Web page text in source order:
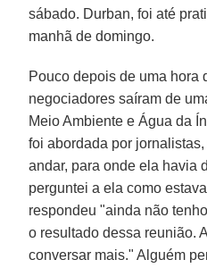
sábado. Durban, foi até
manhã de domingo.
Pouco depois de uma hora
negociadores saíram de
Meio Ambiente e Água da
foi abordada por
andar, para onde ela havia
perguntei a ela como
respondeu "ainda não
o resultado dessa reunião.
conversar mais." Alguém